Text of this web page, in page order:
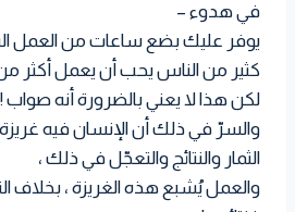
في هدوء –
يوفر عليك بضع ساعات من العمل
كثير من الناس يحب أن يعمل أكثر
لكن هذا لا يعني بالضرورة أنه صواب !
والسرّ في ذلك أن الإنسان فيه غريزة
الثمار والنتائج والتعجّل في ذلك ،
والعمل يُشبع هذه الغريزة ، بخلاف